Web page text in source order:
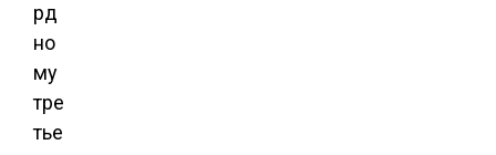
рд
но
му
тре
тье